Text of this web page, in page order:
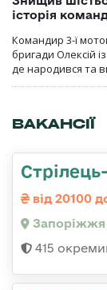
історія
Командир 3-ї
бригади Олексій
де народився та
ВАКАНСІЇ
від 20100
Запоріжжя
415